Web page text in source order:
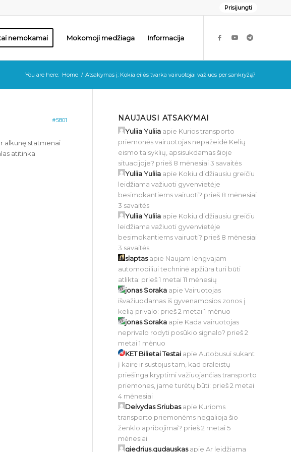
Prisijungti
nemokamai Mokomoji medžiaga Informacija
You are here: Home / Atsakymas į: Kokia eilės tvarka vairuotojai važiuos per sankryžą?
#5801
alkūnę statmenai
atitinka
NAUJAUSI ATSAKYMAI
Yuliia Yuliia apie Kurios transporto
priemonės vairuotojas nepažeidė Kelių
eismo taisyklių, apsisukdamas šioje
situacijoje? prieš 8 mėnesiai 3 savaitės
Yuliia Yuliia apie Kokiu didžiausiu greičiu
leidžiama važiuoti gyvenvietėje
besimokantiems vairuoti? prieš 8 mėnesiai
3 savaitės
Yuliia Yuliia apie Kokiu didžiausiu greičiu
leidžiama važiuoti gyvenvietėje
besimokantiems vairuoti? prieš 8 mėnesiai
3 savaitės
slaptasapie Naujam lengvajam
automobiliui techninė apžiūra turi būti
atlikta: prieš 1 metai 11 mėnesių
jonas Soraka apieVairuotojas
išvažiuodamas iš gyvenamosios zonos į
kelią privalo: prieš 2 metai 1 mėnuo
jonas Soraka apie Kada vairuotojas
neprivalo rodyti posūkio signalo? prieš 2
metai 1 mėnuo
KET Bilietai Testai apieAutobusui sukant
į kairę ir sustojus tam, kad praleistų
priešinga kryptimi važiuojančias transporto
priemones, jame turėtų būti: prieš 2 metai
4 mėnesiai
Deivydas Sriubasapie Kurioms
transporto priemonėms negalioja šio
ženklo apribojimai? prieš 2 metai 5
mėnesiai
giedrius.gudauskasapieAr leidžiama